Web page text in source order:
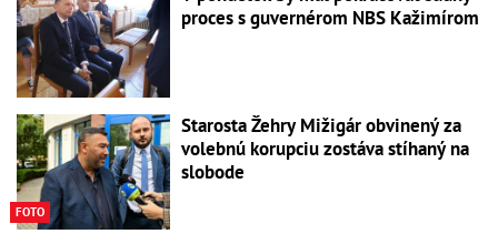
proces s guvernérom NBS Kažimírom
FOTO
Starosta Žehry Mižigár obvinený za
volebnú korupciu zostáva stíhaný na
slobode